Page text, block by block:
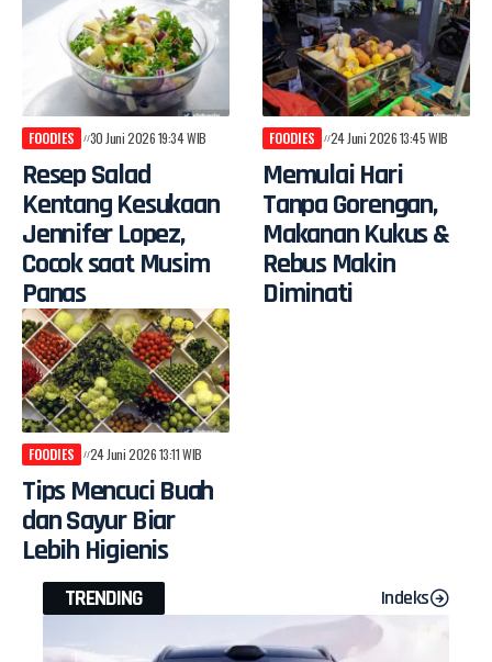
FOODIES 30 Juni 2026 19:34 WIB
Resep Salad
Kentang Kesukaan
Jennifer Lopez,
Cocok saat Musim
Panas
FOODIES 24 Juni 2026 13:45 WIB
Memulai Hari
Tanpa Gorengan,
Makanan Kukus &
Rebus Makin
Diminati
FOODIES 24 Juni 2026 13:11 WIB
Tips Mencuci Buah
dan Sayur Biar
Lebih Higienis
TRENDING Indeks